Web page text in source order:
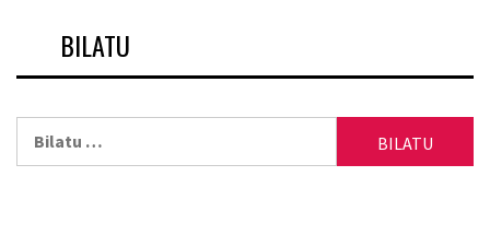
BILATU